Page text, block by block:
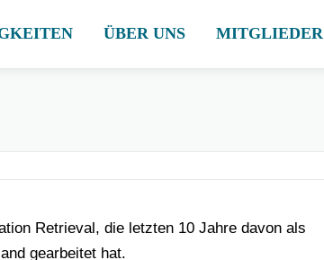
ÜBER UNS MITGLIEDER
Retrieval, die letzten 10 Jahre davon als
gearbeitet hat.